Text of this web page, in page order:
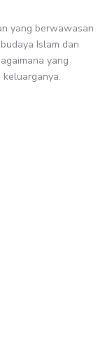
yang berwawasan
Islam dan
yang